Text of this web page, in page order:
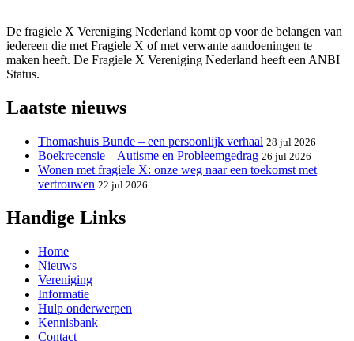
De fragiele X Vereniging Nederland komt op voor de belangen van
iedereen die met Fragiele X of met verwante aandoeningen te
maken heeft. De Fragiele X Vereniging Nederland heeft een ANBI
Status.
Laatste nieuws
Thomashuis Bunde – een persoonlijk verhaal 28 jul 2026
Boekrecensie – Autisme en Probleemgedrag 26 jul 2026
Wonen met fragiele X: onze weg naar een toekomst met
vertrouwen 22 jul 2026
Handige Links
Home
Nieuws
Vereniging
Informatie
Hulp onderwerpen
Kennisbank
Contact